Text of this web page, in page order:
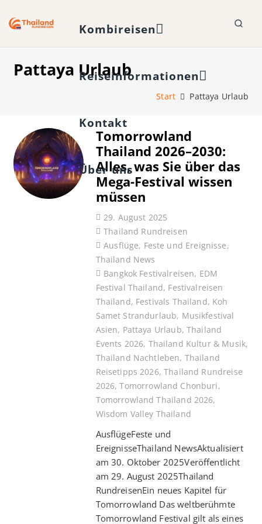
Kombireisen
Reiseinformationen
Kontakt
Über uns
Pattaya Urlaub
Start Pattaya Urlaub
Tomorrowland
Thailand 2026–2030:
Alles, was Sie über das
Mega-Festival wissen
müssen
29. August 2025
Thailand Rundreisen
Ausflüge, Feste und Ereignisse,
Thailand News
Bangkok Festivalreisen, EDM
Festival Thailand, Festivalreisen
Thailand, Festivals Thailand, Koh
Samet Strandurlaub, Musikfestival
Asien, Pattaya Urlaub,Thailand
Events 2026, Thailand Kultur & Musik,
Thailand Nachtleben, Thailand
Reisetipps 2026,Thailand Rundreise
2026,Tomorrowland Chonburi,
Tomorrowland Thailand 2026,
Wisdom Valley Thailand
AusflügeFeste und
EreignisseThailand NewsAktualisiert
am 30. Oktober 2025Veröffentlicht
am 29. August 2025Thailand
RundreisenEin neues Kapitel für
Tomorrowland Das weltberühmte
Tomorrowland Festival gilt als eines